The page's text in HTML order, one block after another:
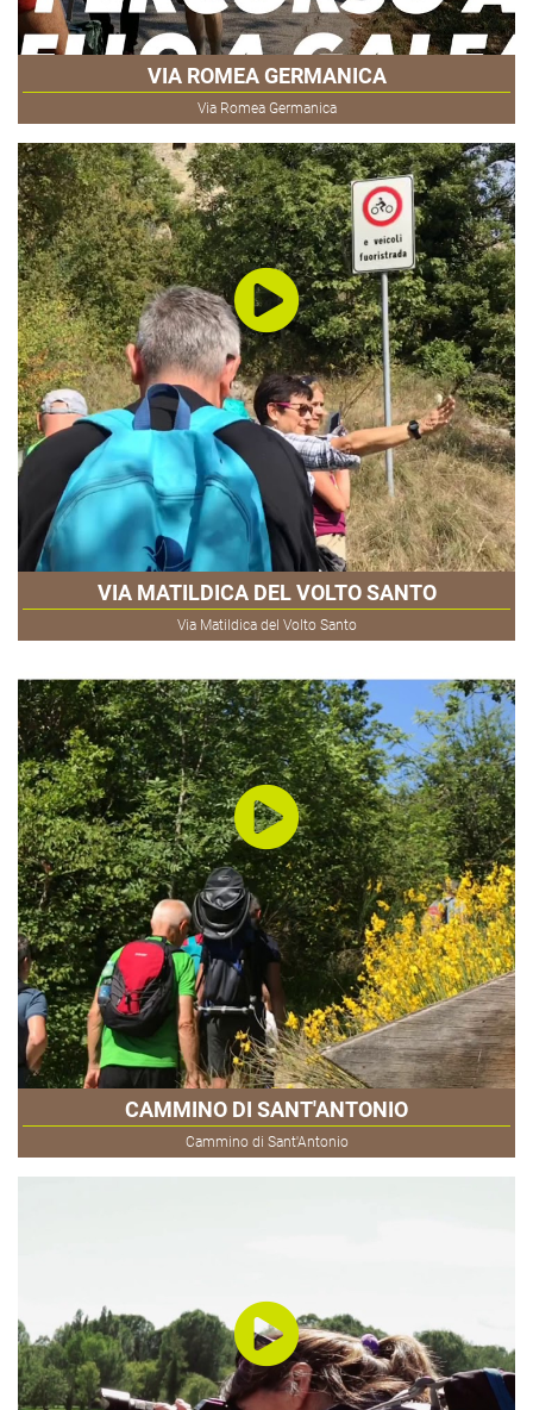
VIA ROMEA GERMANICA
Via Romea Germanica
VIA MATILDICA DEL VOLTO SANTO
Via Matildica del Volto Santo
CAMMINO DI SANT'ANTONIO
Cammino di Sant'Antonio